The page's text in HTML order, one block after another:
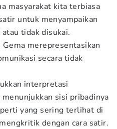
masyarakat kita terbiasa
untuk menyampaikan
tidak disukai.
merepresentasikan
secara tidak
interpretasi
sisi pribadinya
yang sering terlihat di
dengan cara satir.